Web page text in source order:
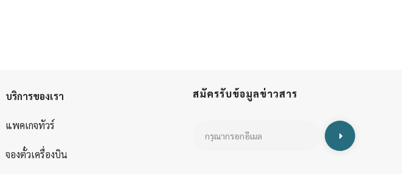
บริการของเรา
แพคเกจทัวร์
จองตั๋วเครื่องบิน
สมัครรับข้อมูลข่าวสาร